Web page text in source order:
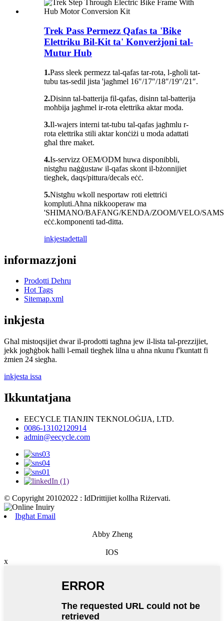
Trek Pass Permezz Qafas ta 'Bike
Elettriku Bil-Kit ta' Konverżjoni tal-
Mutur Hub
1.Pass sleek permezz tal-qafas tar-rota, l-għoli tat-
tubu tas-sedil jista 'jagħmel 16″/17″/18″/19″/21″.
2.Disinn tal-batterija fil-qafas, disinn tal-batterija
moħbija jagħmel ir-rota elettrika aktar moda.
3.Il-wajers interni tat-tubu tal-qafas jagħmlu r-
rota elettrika stili aktar konċiżi u moda adattati
għal thre maket.
4.Is-servizz OEM/ODM huwa disponibbli,
nistgħu naġġustaw il-qafas skont il-bżonnijiet
tiegħek, daqs/pittura/decals eċċ.
5.Nistgħu wkoll nesportaw roti elettriċi
kompluti.Aħna nikkooperaw ma
'SHIMANO/BAFANG/KENDA/ZOOM/VELO/
eċċ.komponenti tad-ditta.
inkjestadettall
informazzjoni
Prodotti Dehru
Hot Tags
Sitemap.xml
inkjesta
Għal mistoqsijiet dwar il-prodotti tagħna jew il-lista tal-prezzijiet,
jekk jogħġbok ħalli l-email tiegħek lilna u aħna nkunu f'kuntatt fi
żmien 24 siegħa.
inkjesta issa
Ikkuntatjana
EECYCLE TIANJIN TEKNOLOĠIJA, LTD.
0086-13102120914
admin@eecycle.com
© Copyright 20102022 : IdDrittijiet kollha Riżervati.
Ibgħat Email
Abby Zheng
IOS
x